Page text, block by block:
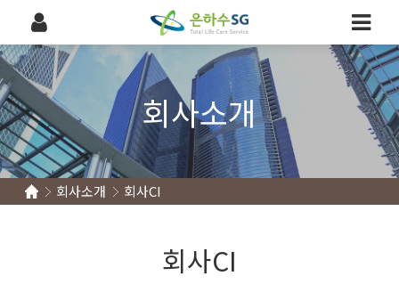
회사소개
회사소개 회사CI
회사CI